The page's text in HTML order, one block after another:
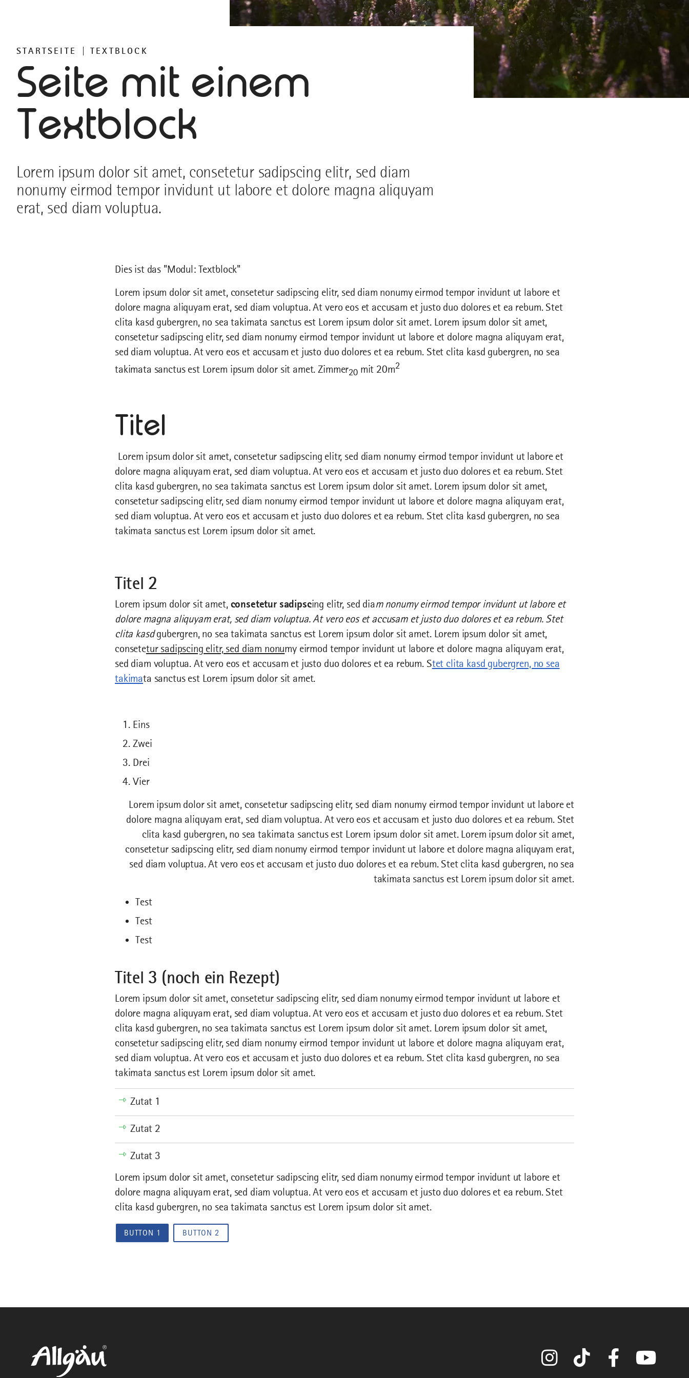
STARTSEITE TEXTBLOCK
Seite mit einem
Textblock
Lorem ipsum dolor sit amet, consetetur sadipscing elitr, sed diam
nonumy eirmod tempor invidunt ut labore et dolore magna aliquyam
erat, sed diam voluptua.
Dies ist das "Modul: Textblock"
Lorem ipsum dolor sit amet, consetetur sadipscing elitr, sed diam nonumy eirmod tempor invidunt ut labore et
dolore magna aliquyam erat, sed diam voluptua. At vero eos et accusam et justo duo dolores et ea rebum. Stet
clita kasd gubergren, no sea takimata sanctus est Lorem ipsum dolor sit amet. Lorem ipsum dolor sit amet,
consetetur sadipscing elitr, sed diam nonumy eirmod tempor invidunt ut labore et dolore magna aliquyam erat,
sed diam voluptua. At vero eos et accusam et justo duo dolores et ea rebum. Stet clita kasd gubergren, no sea
takimata sanctus est Lorem ipsum dolor sit amet. Zimmer20mit 20m2
Titel
Lorem ipsum dolor sit amet, consetetur sadipscing elitr, sed diam nonumy eirmod tempor invidunt ut labore et
dolore magna aliquyam erat, sed diam voluptua. At vero eos et accusam et justo duo dolores et ea rebum. Stet
clita kasd gubergren, no sea takimata sanctus est Lorem ipsum dolor sit amet. Lorem ipsum dolor sit amet,
consetetur sadipscing elitr, sed diam nonumy eirmod tempor invidunt ut labore et dolore magna aliquyam erat,
sed diam voluptua. At vero eos et accusam et justo duo dolores et ea rebum. Stet clita kasd gubergren, no sea
takimata sanctus est Lorem ipsum dolor sit amet.
Titel 2
Lorem ipsum dolor sit amet,consetetur sadipscing elitr, sed diam nonumy eirmod tempor invidunt ut labore et
dolore magna aliquyam erat, sed diam voluptua. At vero eos et accusam et justo duo dolores et ea rebum. Stet
clita kasdgubergren, no sea takimata sanctus est Lorem ipsum dolor sit amet. Lorem ipsum dolor sit amet,
consetetur sadipscing elitr, sed diam nonumy eirmod tempor invidunt ut labore et dolore magna aliquyam erat,
sed diam voluptua. At vero eos et accusam et justo duo dolores et ea rebum. Stet clita kasd gubergren, no sea
takimata sanctus est Lorem ipsum dolor sit amet.
Eins
Zwei
Drei
Vier
Lorem ipsum dolor sit amet, consetetur sadipscing elitr, sed diam nonumy eirmod tempor invidunt ut labore et
dolore magna aliquyam erat, sed diam voluptua. At vero eos et accusam et justo duo dolores et ea rebum. Stet
clita kasd gubergren, no sea takimata sanctus est Lorem ipsum dolor sit amet. Lorem ipsum dolor sit amet,
consetetur sadipscing elitr, sed diam nonumy eirmod tempor invidunt ut labore et dolore magna aliquyam erat,
sed diam voluptua. At vero eos et accusam et justo duo dolores et ea rebum. Stet clita kasd gubergren, no sea
takimata sanctus est Lorem ipsum dolor sit amet.
Test
Test
Test
Titel 3 (noch ein Rezept)
Lorem ipsum dolor sit amet, consetetur sadipscing elitr, sed diam nonumy eirmod tempor invidunt ut labore et
dolore magna aliquyam erat, sed diam voluptua. At vero eos et accusam et justo duo dolores et ea rebum. Stet
clita kasd gubergren, no sea takimata sanctus est Lorem ipsum dolor sit amet. Lorem ipsum dolor sit amet,
consetetur sadipscing elitr, sed diam nonumy eirmod tempor invidunt ut labore et dolore magna aliquyam erat,
sed diam voluptua. At vero eos et accusam et justo duo dolores et ea rebum. Stet clita kasd gubergren, no sea
takimata sanctus est Lorem ipsum dolor sit amet.
Zutat 1
Zutat 2
Zutat 3
Lorem ipsum dolor sit amet, consetetur sadipscing elitr, sed diam nonumy eirmod tempor invidunt ut labore et
dolore magna aliquyam erat, sed diam voluptua. At vero eos et accusam et justo duo dolores et ea rebum. Stet
clita kasd gubergren, no sea takimata sanctus est Lorem ipsum dolor sit amet.
BUTTON 1 BUTTON 2
Instagram TikTok Facebook